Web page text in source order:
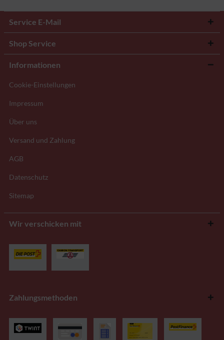
Service E-Mail
Shop Service
Informationen
Cookie-Einstellungen
Impressum
Über uns
Versand und Zahlung
AGB
Datenschutz
Sitemap
Wir verschicken mit
Zahlungsmethoden